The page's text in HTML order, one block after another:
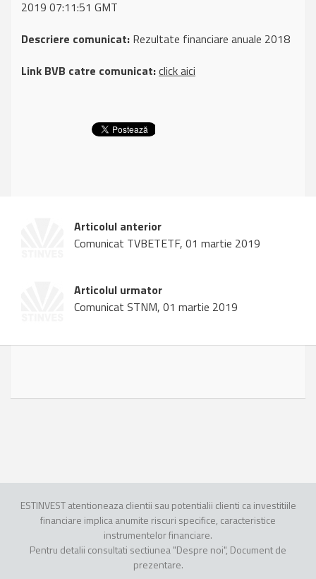
2019 07:11:51 GMT
Descriere comunicat: Rezultate financiare anuale 2018
Link BVB catre comunicat:click aici
Articolul anterior
Comunicat TVBETETF, 01 martie 2019
Articolul urmator
Comunicat STNM, 01 martie 2019
ESTINVEST atentioneaza clientii sau potentialii clienti ca investitiile
financiare implica anumite riscuri specifice, caracteristice
instrumentelor financiare.
Pentru detalii consultati sectiunea "Despre noi", Document de
prezentare.